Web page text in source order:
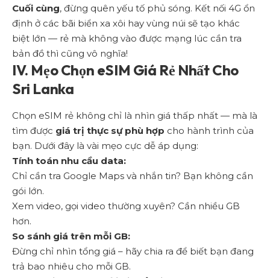
Cuối cùng, đừng quên yếu tố phủ sóng. Kết nối 4G ổn
định ở các bãi biển xa xôi hay vùng núi sẽ tạo khác
biệt lớn — rẻ mà không vào được mạng lúc cần tra
bản đồ thì cũng vô nghĩa!
IV. Mẹo Chọn eSIM Giá Rẻ Nhất Cho
Sri Lanka
Chọn eSIM rẻ không chỉ là nhìn giá thấp nhất — mà là
tìm được giá trị thực sự phù hợp cho hành trình của
bạn. Dưới đây là vài mẹo cực dễ áp dụng:
Tính toán nhu cầu data:
Chỉ cần tra Google Maps và nhắn tin? Bạn không cần
gói lớn.
Xem video, gọi video thường xuyên? Cần nhiều GB
hơn.
So sánh giá trên mỗi GB:
Đừng chỉ nhìn tổng giá – hãy chia ra để biết bạn đang
trả bao nhiêu cho mỗi GB.